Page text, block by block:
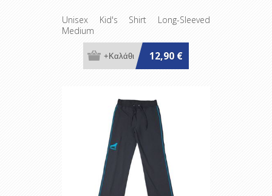
Unisex Kid's Shirt Long-Sleeved
Medium
12,90 €